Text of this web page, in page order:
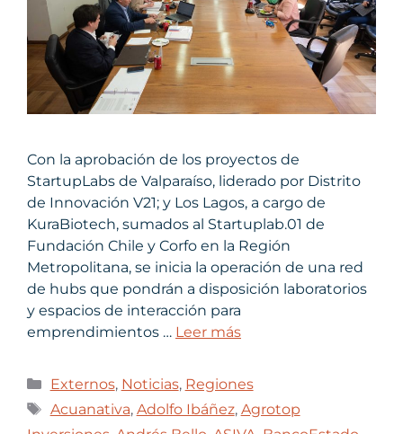
Con la aprobación de los proyectos de
StartupLabs de Valparaíso, liderado por Distrito
de Innovación V21; y Los Lagos, a cargo de
KuraBiotech, sumados al Startuplab.01 de
Fundación Chile y Corfo en la Región
Metropolitana, se inicia la operación de una red
de hubs que pondrán a disposición laboratorios
y espacios de interacción para
emprendimientos … Leer más
Externos, Noticias, Regiones
Acuanativa, Adolfo Ibáñez, Agrotop